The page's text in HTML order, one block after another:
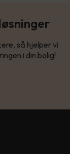
så hjelper vi
i din bolig!